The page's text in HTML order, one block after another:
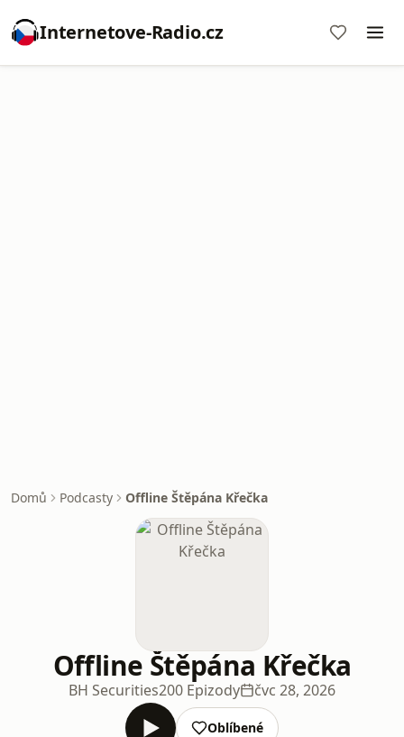
Internetove-Radio.cz
Domů Podcasty Offline Štěpána Křečka
Offline Štěpána Křečka
BH Securities200 Epizody čvc 28, 2026
Oblíbené